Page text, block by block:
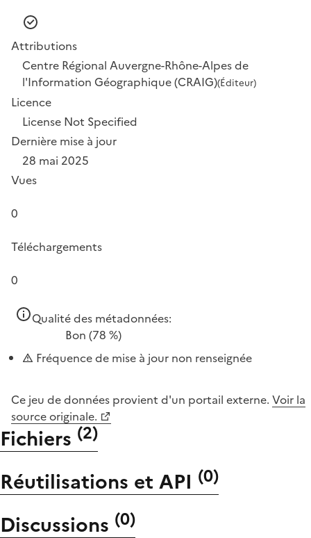
Attributions
Centre Régional Auvergne-Rhône-Alpes de
l'Information Géographique (CRAIG)(Éditeur)
Licence
License Not Specified
Dernière mise à jour
28 mai 2025
Vues
0
Téléchargements
0
Qualité des métadonnées:
Bon (78 %)
Fréquence de mise à jour non renseignée
Ce jeu de données provient d'un portail externe. Voir la
source originale.
Fichiers (2)
Réutilisations et API (0)
Discussions (0)